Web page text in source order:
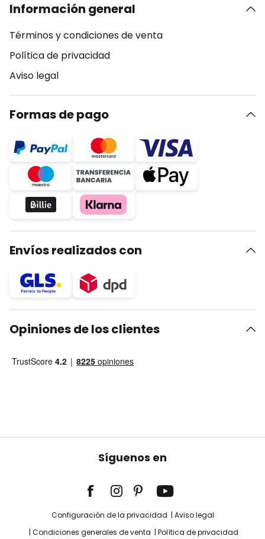
Información general
Términos y condiciones de venta
Política de privacidad
Aviso legal
Formas de pago
Envíos realizados con
Opiniones de los clientes
Síguenos en
Configuración de la privacidad
Aviso legal
Condiciones generales de venta
Política de privacidad